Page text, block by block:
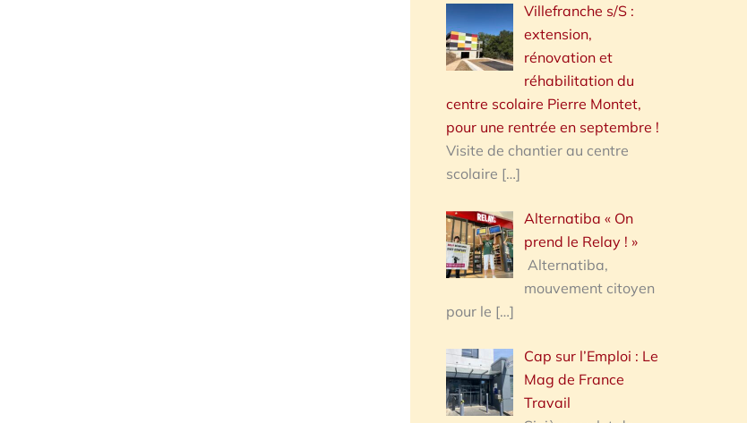
Villefranche s/S :
extension,
rénovation et
réhabilitation du
centre scolaire Pierre Montet,
pour une rentrée en septembre !
Visite de chantier au centre
scolaire […]
Alternatiba « On
prend le Relay ! »
Alternatiba,
mouvement citoyen
pour le […]
Cap sur l’Emploi : Le
Mag de France
Travail